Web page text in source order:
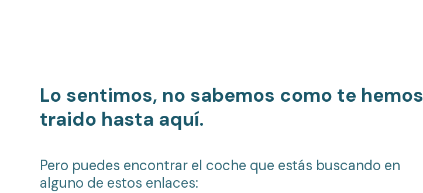
Lo sentimos, no sabemos como te hemos
traido hasta aquí.
Pero puedes encontrar el coche que estás buscando en
alguno de estos enlaces: